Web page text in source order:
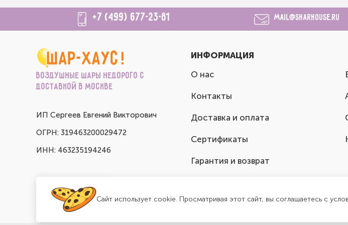
+7 (499) 677-23-81 mail@sharhouse.ru
Воздушные шары недорого с
доставкой в Москве
ИП Сергеев Евгений Викторович
ОГРН: 319463200029472
ИНН: 463235194246
ИНФОРМАЦИЯ
О нас
Контакты
Доставка и оплата
Сертификаты
Гарантия и возврат
Сайт использует cookie. Просматривая этот сайт, вы соглашаетесь с